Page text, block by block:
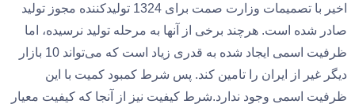
اخیر با تصمیمات وزارت صمت برای 1324 تولیدکننده مجوز تولید
صادر شده است. هرچند برخی از آنها به مرحله تولید نرسیده، اما
ظرفیت اسمی ایجاد شده به قدری زیاد است که می‌تواند 10 بازار
دیگر غیر از ایران را تامین کند. پس شرط کمبود کمیت با این
ظرفیت اسمی وجود ندارد.شرط کیفیت نیز از آنجا که کیفیت معیار